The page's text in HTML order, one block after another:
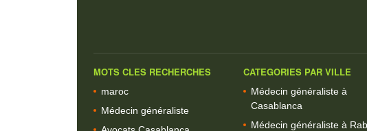
MOTS CLES RECHERCHES
maroc
Médecin généraliste
CATEGORIES PAR VILLE
Médecin généraliste à
Casablanca
Médecin généraliste à